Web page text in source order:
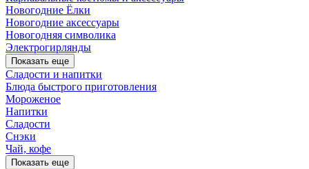
Новогодние Ёлки
Новогодние аксессуары
Новогодняя символика
Электрогирлянды
Показать еще
Сладости и напитки
Блюда быстрого приготовления
Мороженое
Напитки
Сладости
Снэки
Чай, кофе
Показать еще